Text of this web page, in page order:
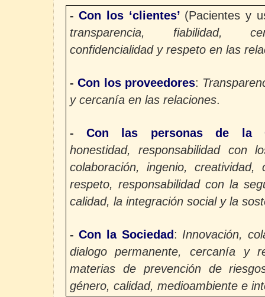
-Con los ‘clientes’ (Pacientes y
transparencia, fiabilidad,
confidencialidad y respeto en las
-Con los proveedores:
y cercanía en las relaciones.
-Con las personas de la
honestidad, responsabilidad con
colaboración, ingenio, creatividad,
respeto, responsabilidad con la
calidad, la integración social y la
-Con la Sociedad: Innovación,
dialogo permanente, cercanía y
materias de prevención de
género, calidad, medioambiente e